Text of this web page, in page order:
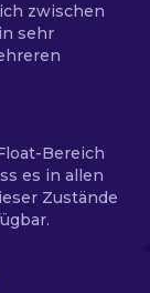
zwischen
sehr
Bereich
es in allen
Zustände